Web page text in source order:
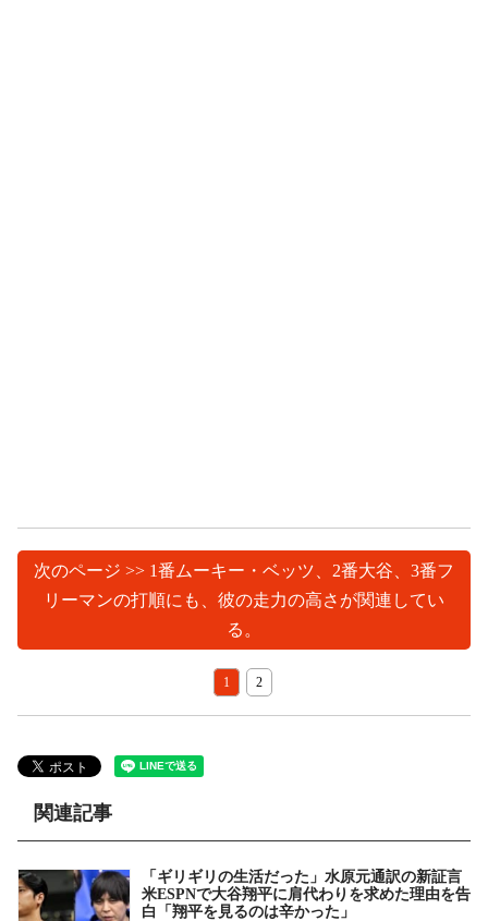
次のページ >> 1番ムーキー・ベッツ、2番大谷、3番フ
リーマンの打順にも、彼の走力の高さが関連してい
る。
1 2
関連記事
「ギリギリの生活だった」水原元通訳の新証言
米ESPNで大谷翔平に肩代わりを求めた理由を告
白「翔平を見るのは辛かった」